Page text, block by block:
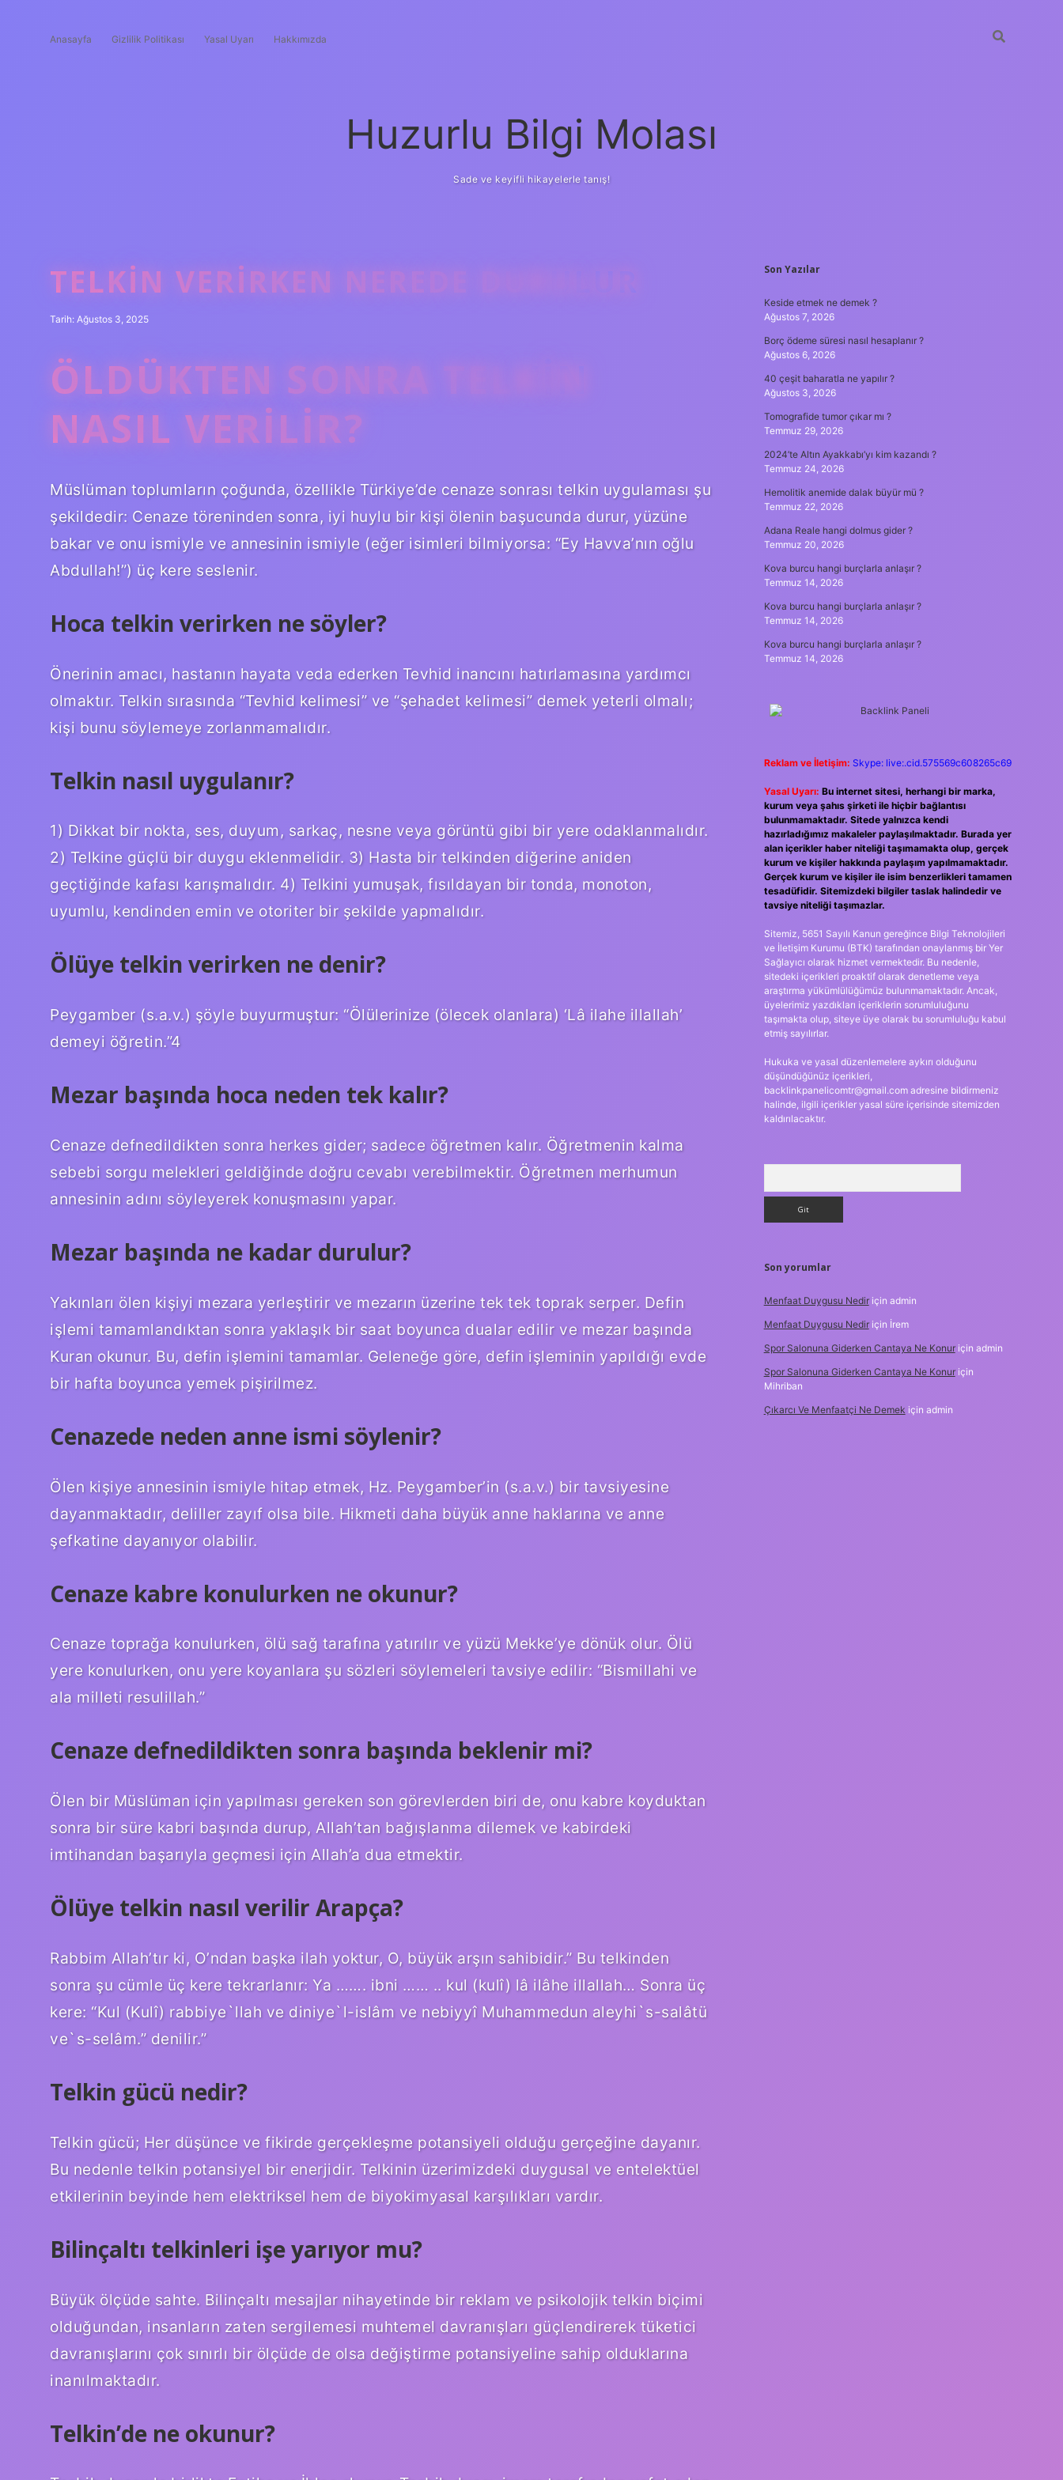
Anasayfa Gizlilik Politikası Yasal Uyarı Hakkımızda
Huzurlu Bilgi Molası
Sade ve keyifli hikayelerle tanış!
TELKIN VERIRKEN NEREDE DURULUR
Tarih: Ağustos 3, 2025
ÖLDÜKTEN SONRA TELKIN
NASIL VERILIR?
Müslüman toplumların çoğunda, özellikle Türkiye’de cenaze sonrası telkin uygulaması şu
şekildedir: Cenaze töreninden sonra, iyi huylu bir kişi ölenin başucunda durur, yüzüne
bakar ve onu ismiyle ve annesinin ismiyle (eğer isimleri bilmiyorsa: “Ey Havva’nın oğlu
Abdullah!”) üç kere seslenir.
Hoca telkin verirken ne söyler?
Önerinin amacı, hastanın hayata veda ederken Tevhid inancını hatırlamasına yardımcı
olmaktır. Telkin sırasında “Tevhid kelimesi” ve “şehadet kelimesi” demek yeterli olmalı;
kişi bunu söylemeye zorlanmamalıdır.
Telkin nasıl uygulanır?
1) Dikkat bir nokta, ses, duyum, sarkaç, nesne veya görüntü gibi bir yere odaklanmalıdır.
2) Telkine güçlü bir duygu eklenmelidir. 3) Hasta bir telkinden diğerine aniden
geçtiğinde kafası karışmalıdır. 4) Telkini yumuşak, fısıldayan bir tonda, monoton,
uyumlu, kendinden emin ve otoriter bir şekilde yapmalıdır.
Ölüye telkin verirken ne denir?
Peygamber (s.a.v.) şöyle buyurmuştur: “Ölülerinize (ölecek olanlara) ‘Lâ ilahe illallah’
demeyi öğretin.”4
Mezar başında hoca neden tek kalır?
Cenaze defnedildikten sonra herkes gider; sadece öğretmen kalır. Öğretmenin kalma
sebebi sorgu melekleri geldiğinde doğru cevabı verebilmektir. Öğretmen merhumun
annesinin adını söyleyerek konuşmasını yapar.
Mezar başında ne kadar durulur?
Yakınları ölen kişiyi mezara yerleştirir ve mezarın üzerine tek tek toprak serper. Defin
işlemi tamamlandıktan sonra yaklaşık bir saat boyunca dualar edilir ve mezar başında
Kuran okunur. Bu, defin işlemini tamamlar. Geleneğe göre, defin işleminin yapıldığı evde
bir hafta boyunca yemek pişirilmez.
Cenazede neden anne ismi söylenir?
Ölen kişiye annesinin ismiyle hitap etmek, Hz. Peygamber’in (s.a.v.) bir tavsiyesine
dayanmaktadır, deliller zayıf olsa bile. Hikmeti daha büyük anne haklarına ve anne
şefkatine dayanıyor olabilir.
Cenaze kabre konulurken ne okunur?
Cenaze toprağa konulurken, ölü sağ tarafına yatırılır ve yüzü Mekke’ye dönük olur. Ölü
yere konulurken, onu yere koyanlara şu sözleri söylemeleri tavsiye edilir: “Bismillahi ve
ala milleti resulillah.”
Cenaze defnedildikten sonra başında beklenir mi?
Ölen bir Müslüman için yapılması gereken son görevlerden biri de, onu kabre koyduktan
sonra bir süre kabri başında durup, Allah’tan bağışlanma dilemek ve kabirdeki
imtihandan başarıyla geçmesi için Allah’a dua etmektir.
Ölüye telkin nasıl verilir Arapça?
Rabbim Allah’tır ki, O’ndan başka ilah yoktur, O, büyük arşın sahibidir.” Bu telkinden
sonra şu cümle üç kere tekrarlanır: Ya ……. ibni …… .. kul (kulî) lâ ilâhe illallah… Sonra üç
kere: “Kul (Kulî) rabbiye`llah ve diniye`l-islâm ve nebiyyî Muhammedun aleyhi`s-salâtü
ve`s-selâm.” denilir.”
Telkin gücü nedir?
Telkin gücü; Her düşünce ve fikirde gerçekleşme potansiyeli olduğu gerçeğine dayanır.
Bu nedenle telkin potansiyel bir enerjidir. Telkinin üzerimizdeki duygusal ve entelektüel
etkilerinin beyinde hem elektriksel hem de biyokimyasal karşılıkları vardır.
Bilinçaltı telkinleri işe yarıyor mu?
Büyük ölçüde sahte. Bilinçaltı mesajlar nihayetinde bir reklam ve psikolojik telkin biçimi
olduğundan, insanların zaten sergilemesi muhtemel davranışları güçlendirerek tüketici
davranışlarını çok sınırlı bir ölçüde de olsa değiştirme potansiyeline sahip olduklarına
inanılmaktadır.
Telkin’de ne okunur?
SIDEBAR
Son Yazılar
Keside etmek ne demek ?
Ağustos 7, 2026
Borç ödeme süresi nasıl hesaplanır ?
Ağustos 6, 2026
40 çeşit baharatla ne yapılır ?
Ağustos 3, 2026
Tomografide tumor çıkar mı ?
Temmuz 29, 2026
2024’te Altın Ayakkabı’yı kim kazandı ?
Temmuz 24, 2026
Hemolitik anemide dalak büyür mü ?
Temmuz 22, 2026
Adana Reale hangi dolmus gider ?
Temmuz 20, 2026
Kova burcu hangi burçlarla anlaşır ?
Temmuz 14, 2026
Kova burcu hangi burçlarla anlaşır ?
Temmuz 14, 2026
Kova burcu hangi burçlarla anlaşır ?
Temmuz 14, 2026
Reklam ve İletişim: Skype: live:.cid.575569c608265c69
Yasal Uyarı: Bu internet sitesi, herhangi bir marka,
kurum veya şahıs şirketi ile hiçbir bağlantısı
bulunmamaktadır. Sitede yalnızca kendi
hazırladığımız makaleler paylaşılmaktadır. Burada yer
alan içerikler haber niteliği taşımamakta olup, gerçek
kurum ve kişiler hakkında paylaşım yapılmamaktadır.
Gerçek kurum ve kişiler ile isim benzerlikleri tamamen
tesadüfidir. Sitemizdeki bilgiler taslak halindedir ve
tavsiye niteliği taşımazlar.
Sitemiz, 5651 Sayılı Kanun gereğince Bilgi Teknolojileri
ve İletişim Kurumu (BTK) tarafından onaylanmış bir Yer
Sağlayıcı olarak hizmet vermektedir. Bu nedenle,
sitedeki içerikleri proaktif olarak denetleme veya
araştırma yükümlülüğümüz bulunmamaktadır. Ancak,
üyelerimiz yazdıkları içeriklerin sorumluluğunu
taşımakta olup, siteye üye olarak bu sorumluluğu kabul
etmiş sayılırlar.
Hukuka ve yasal düzenlemelere aykırı olduğunu
düşündüğünüz içerikleri,
backlinkpanelicomtr@gmail.comadresine bildirmeniz
halinde, ilgili içerikler yasal süre içerisinde sitemizden
kaldırılacaktır.
Son yorumlar
Menfaat Duygusu Nediriçin admin
Menfaat Duygusu Nediriçin İrem
Spor Salonuna Giderken Cantaya Ne Konuriçin admin
Spor Salonuna Giderken Cantaya Ne Konuriçin
Mihriban
Çıkarcı Ve Menfaatçi Ne Demek için admin